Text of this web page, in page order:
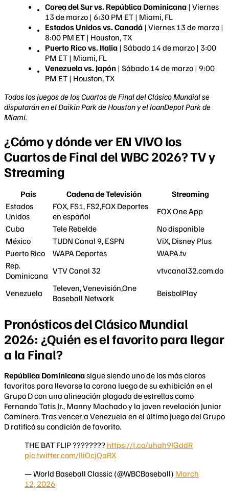
Corea del Sur vs. República Dominicana | Viernes
13 de marzo | 6:30 PM ET | Miami, FL
Estados Unidos vs. Canadá | Viernes 13 de marzo |
8:00 PM ET | Houston, TX
Puerto Rico vs. Italia | Sábado 14 de marzo | 3:00
PM ET | Miami, FL
Venezuela vs. Japón | Sábado 14 de marzo | 9:00
PM ET | Houston, TX
Todos los juegos de los Cuartos de Final del Clásico Mundial se
disputarán en el Daikin Park de Houston y el loanDepot Park de
Miami.
¿Cómo y dónde ver EN VIVO los
Cuartos de Final del WBC 2026? TV y
Streaming
País Cadena de Televisión
Streaming
Estados
Unidos
FOX, FS1, FS2,FOX Deportes
en español
FOX One App
Cuba
Tele Rebelde
No disponible
México
TUDN Canal 9, ESPN
ViX, Disney Plus
Puerto Rico
WAPA Deportes
WAPA.tv
Rep.
Dominicana VTV Canal 32 vtvcanal32.com.do
Venezuela
Televen, Venevisión,One
Baseball Network
BeisbolPlay
Pronósticos del Clásico Mundial
2026: ¿Quién es el favorito para llegar
a la Final?
República Dominicanasigue siendo uno de los más claros
favoritos para llevarse la corona luego de su exhibición en el
Grupo D con una alineación plagada de estrellas como
Fernando Tatis Jr., Manny Machado y la joven revelación Junior
Caminero. Tras vencer a Venezuela en el último juego del Grupo
D ratificó su condición de favorito.
THE BAT FLIP ????‍???? https://t.co/uhqh9JGddR
pic.twitter.com/IliOcjQaRX
— World Baseball Classic (@WBCBaseball) March
12, 2026